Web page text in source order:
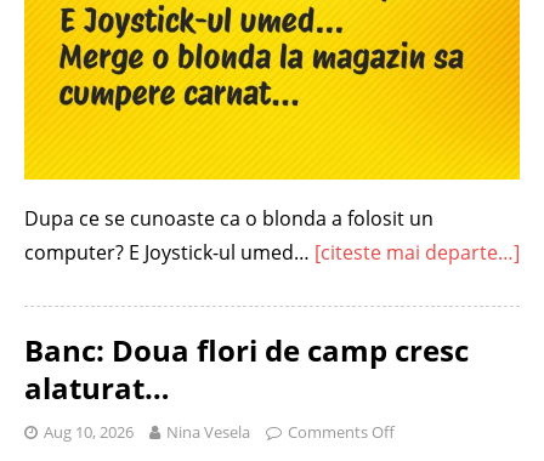
Dupa ce se cunoaste ca o blonda a folosit un
computer? E Joystick-ul umed… [citeste mai departe…]
Banc: Doua flori de camp cresc
alaturat…
Aug 10, 2026 Nina Vesela Comments Off